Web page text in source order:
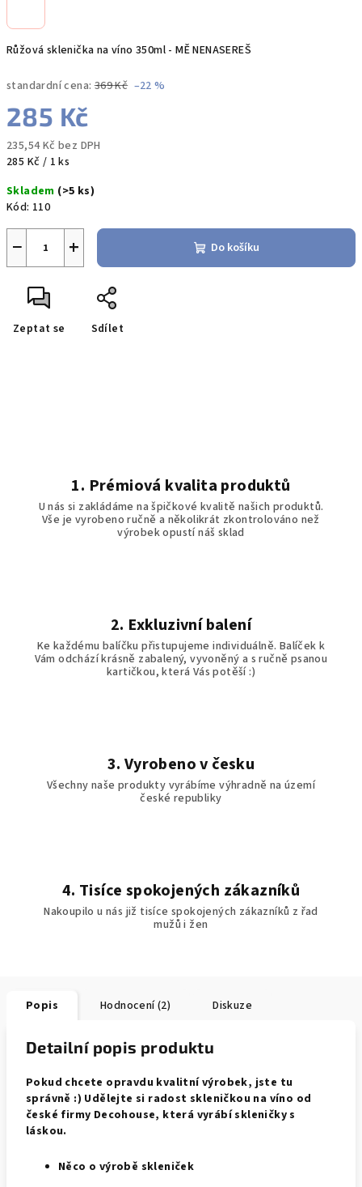
Růžová sklenička na víno 350ml - MĚ NENASEREŠ
standardní cena: 369 Kč –22 %
285 Kč
235,54 Kč bez DPH
Měrná
285 Kč / 1 ks
Skladem (>5 ks)
Kód: 110
+
− Do košíku
Zeptat se Sdílet
1. Prémiová kvalita produktů
U nás si zakládáme na špičkové kvalitě našich produktů.
Vše je vyrobeno ručně a několikrát zkontrolováno než
výrobek opustí náš sklad
2. Exkluzivní balení
Ke každému balíčku přistupujeme individuálně. Balíček k
Vám odchází krásně zabalený, vyvoněný a s ručně psanou
kartičkou, která Vás potěší :)
3. Vyrobeno v česku
Všechny naše produkty vyrábíme výhradně na území
české republiky
4. Tisíce spokojených zákazníků
Nakoupilo u nás již tisíce spokojených zákazníků z řad
mužů i žen
Popis Hodnocení (2) Diskuze
Detailní popis produktu
Pokud chcete opravdu kvalitní výrobek, jste tu
správně :) Udělejte si radost skleničkou na víno od
české firmy Decohouse, která vyrábí skleničky s
láskou.
Něco o výrobě skleniček